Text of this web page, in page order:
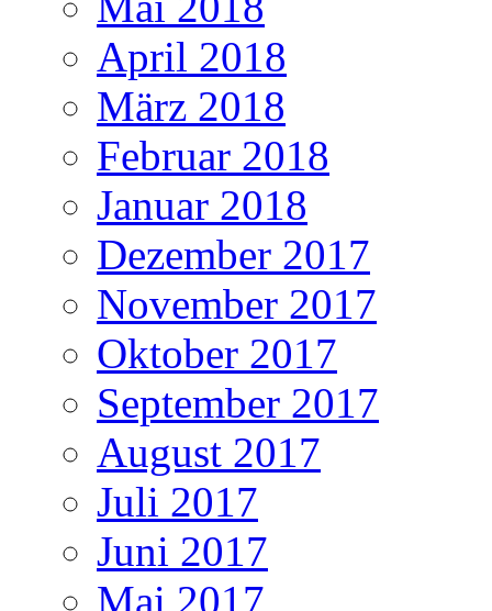
April 2018
März 2018
Februar 2018
Januar 2018
Dezember 2017
November 2017
Oktober 2017
September 2017
August 2017
Juli 2017
Juni 2017
Mai 2017